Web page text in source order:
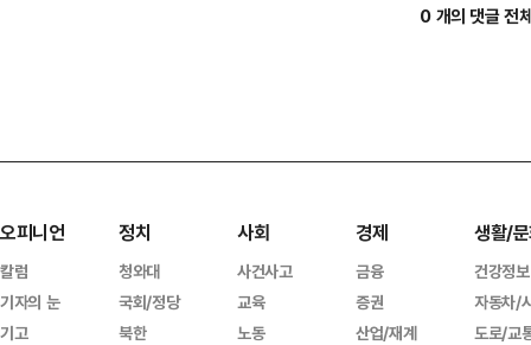
0 개의 댓글 전
오피니언
칼럼
기자의 눈
기고
정치
청와대
국회/정당
북한
사회
사건사고
교육
노동
경제
금융
증권
산업/재계
생활/
건강정보
자동차/
도로/교